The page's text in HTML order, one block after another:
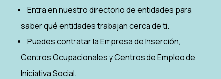
Entra en nuestro directorio de entidades para
saber qué entidades trabajan cerca de ti.
Puedes contratar la Empresa de Inserción,
Centros Ocupacionales y Centros de Empleo de
Iniciativa Social.